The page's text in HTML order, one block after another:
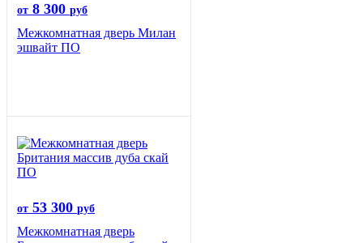
от 8 300 руб
Межкомнатная дверь Милан
эшвайт ПО
от 53 300 руб
Межкомнатная дверь